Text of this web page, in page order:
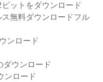
ットをダウンロード
無料ダウンロードフル
ンロード
ダウンロード
ンロード